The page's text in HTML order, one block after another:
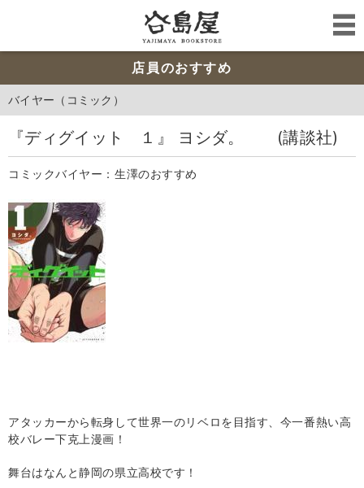
店員のおすすめ
バイヤー（コミック）
『ディグイット １』 ヨシダ。 (講談社)
コミックバイヤー：生澤のおすすめ
アタッカーから転身して世界一のリベロを目指す、今一番熱い高
校バレー下克上漫画！
舞台はなんと静岡の県立高校です！